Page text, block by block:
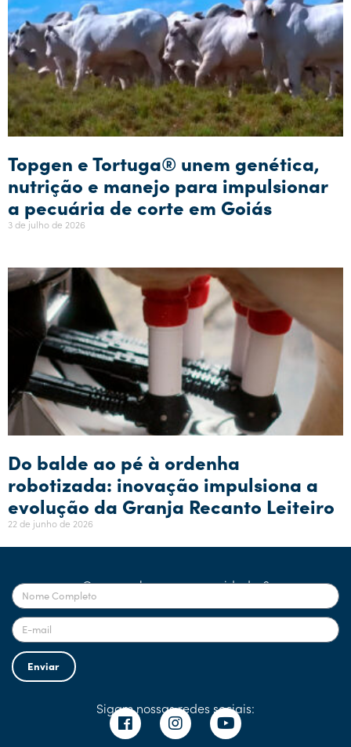
Topgen e Tortuga® unem genética,
nutrição e manejo para impulsionar
a pecuária de corte em Goiás
3 de julho de 2026
Do balde ao pé à ordenha
robotizada: inovação impulsiona a
evolução da Granja Recanto Leiteiro
22 de junho de 2026
Quer receber nossas novidades?
Enviar
Sigam nossas redes sociais: